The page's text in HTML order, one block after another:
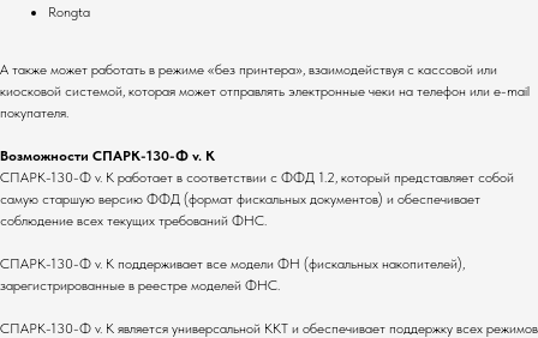
Rongta
А также может работать в режиме «без принтера», взаимодействуя с кассовой или
киосковой системой, которая может отправлять электронные чеки на телефон или e-mail
покупателя.
Возможности СПАРК-130-Ф v. K
СПАРК-130-Ф v. K работает в соответствии с ФФД 1.2, который представляет собой
самую старшую версию ФФД (формат фискальных документов) и обеспечивает
соблюдение всех текущих требований ФНС.
СПАРК-130-Ф v. K поддерживает все модели ФН (фискальных накопителей),
зарегистрированные в реестре моделей ФНС.
СПАРК-130-Ф v. K является универсальной ККТ и обеспечивает поддержку всех режимов